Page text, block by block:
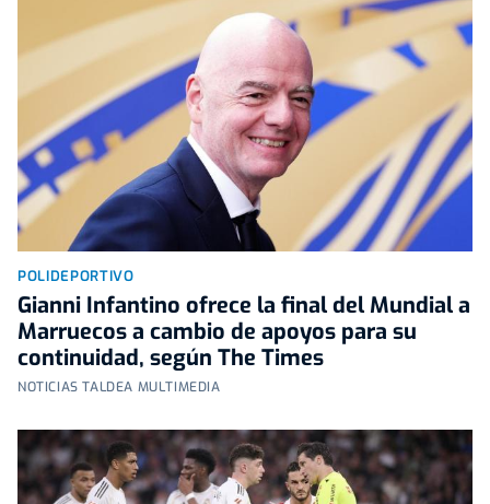
POLIDEPORTIVO
Gianni Infantino ofrece la final del Mundial a
Marruecos a cambio de apoyos para su
continuidad, según The Times
NOTICIAS TALDEA MULTIMEDIA